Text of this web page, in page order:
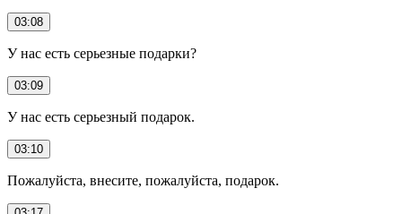
03:08
У нас есть серьезные подарки?
03:09
У нас есть серьезный подарок.
03:10
Пожалуйста, внесите, пожалуйста, подарок.